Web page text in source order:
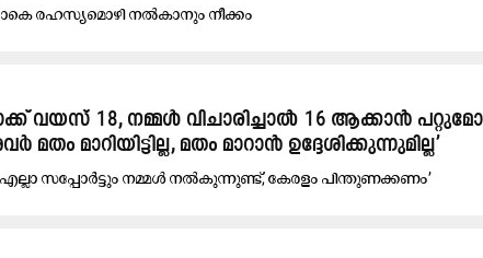
രഹസ്യമൊഴി നൽകാനും നീക്കം
വയസ് 18, നമ്മൾ വിചാരിച്ചാൽ 16 ആക്കാൻ
മാറിയിട്ടില്ല, മതം മാറാൻ ഉദ്ദേശിക്കുന്നുമില്ല’
എല്ലാ സപ്പോർട്ടും നമ്മൾ നൽകുന്നുണ്ട്, കേരളം പിന്തുണക്കണം’